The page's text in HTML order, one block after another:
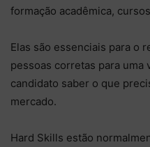
formação acadêmica,
Elas são essenciais para o
pessoas corretas para uma
candidato saber o que
mercado.
Hard Skills estão